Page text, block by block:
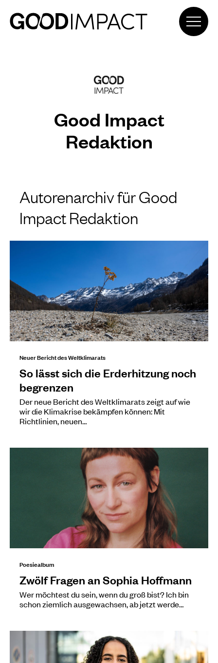
Good Impact
Redaktion
Autorenarchiv für Good
Impact Redaktion
Neuer Bericht des Weltklimarats
So lässt sich die Erderhitzung noch
begrenzen
Der neue Bericht des Weltklimarats zeigt auf wie
wir die Klimakrise bekämpfen können: Mit
Richtlinien, neuen…
Poesiealbum
Zwölf Fragen an Sophia Hoffmann
Wer möchtest du sein, wenn du groß bist? Ich bin
schon ziemlich ausgewachsen, ab jetzt werde…